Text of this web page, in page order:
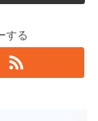
する